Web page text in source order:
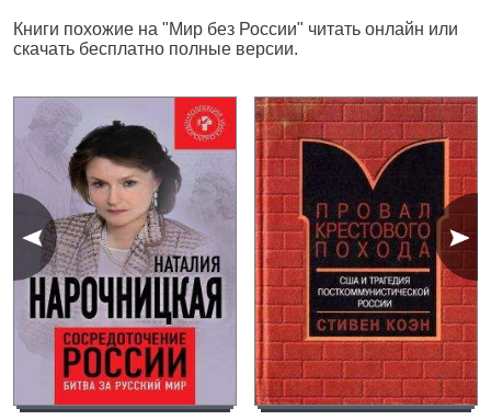
Книги похожие на "Мир без России" читать онлайн или
скачать бесплатно полные версии.